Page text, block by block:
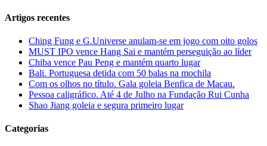
Artigos recentes
Ching Fung e G.Universe anulam-se em jogo com oito golos
MUST IPO vence Hang Sai e mantém perseguição ao líder
Chiba vence Pau Peng e mantém quarto lugar
Bali. Portuguesa detida com 50 balas na mochila
Com os olhos no título. Gala goleia Benfica de Macau.
Pessoa caligráfico. Até 4 de Julho na Fundação Rui Cunha
Shao Jiang goleia e segura primeiro lugar
Categorias